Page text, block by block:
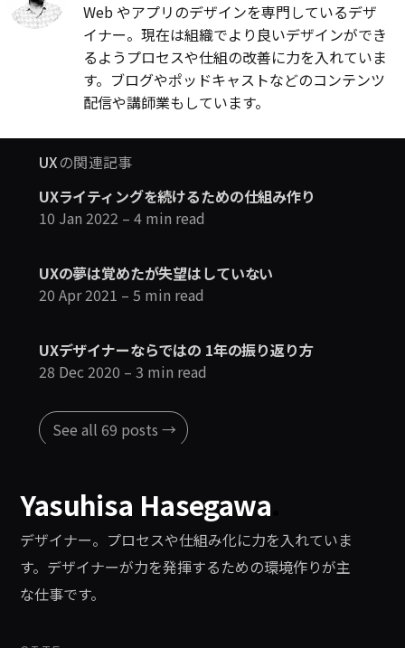
Web やアプリのデザインを専門しているデザ
イナー。現在は組織でより良いデザインができ
るようプロセスや仕組の改善に力を入れていま
す。ブログやポッドキャストなどのコンテンツ
配信や講師業もしています。
UXの関連記事
UXライティングを続けるための仕組み作り
10 Jan 2022 – 4 min read
UXの夢は覚めたが失望はしていない
20 Apr 2021 – 5 min read
UXデザイナーならではの 1年の振り返り方
28 Dec 2020 – 3 min read
See all 69 posts →
Yasuhisa Hasegawa
デザイナー。プロセスや仕組み化に力を入れていま
す。デザイナーが力を発揮するための環境作りが主
な仕事です。